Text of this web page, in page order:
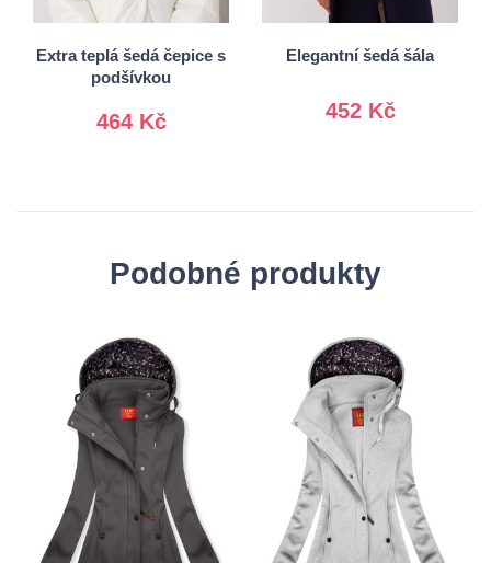
Extra teplá šedá čepice s
podšívkou
464 Kč
Univerzální
Elegantní šedá šála
452 Kč
Univerzální
Podobné produkty